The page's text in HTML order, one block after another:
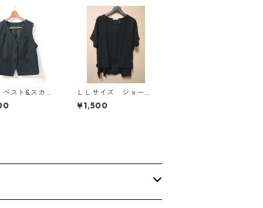
ベスト&スカー
3L ブラック
ＬＬサイズ ジョーゼ
ット レイヤード風プ
ルオーバー ブラッ
¥1,500